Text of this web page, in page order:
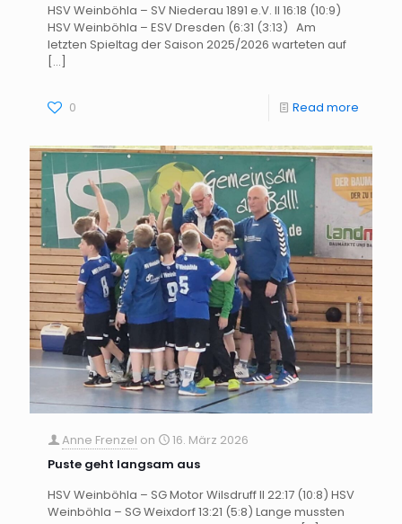
HSV Weinböhla – SV Niederau 1891 e.V. II 16:18 (10:9)
HSV Weinböhla – ESV Dresden (6:31 (3:13) Am
letzten Spieltag der Saison 2025/2026 warteten auf
[…]
0 Read more
Anne Frenzel on
16. März 2026
Puste geht langsam aus
HSV Weinböhla – SG Motor Wilsdruff II 22:17 (10:8) HSV
Weinböhla – SG Weixdorf 13:21 (5:8) Lange mussten